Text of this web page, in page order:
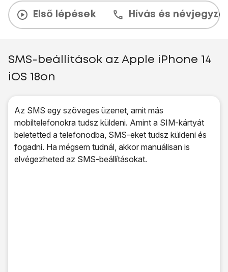
Első lépések Hívás és
SMS-beállítások az Apple iPhone 14
iOS 18on
Az SMS egy szöveges üzenet, amit más
mobiltelefonokra tudsz küldeni. Amint a SIM-kártyát
beletetted a telefonodba, SMS-eket tudsz küldeni és
fogadni. Ha mégsem tudnál, akkor manuálisan is
elvégezheted az SMS-beállításokat.